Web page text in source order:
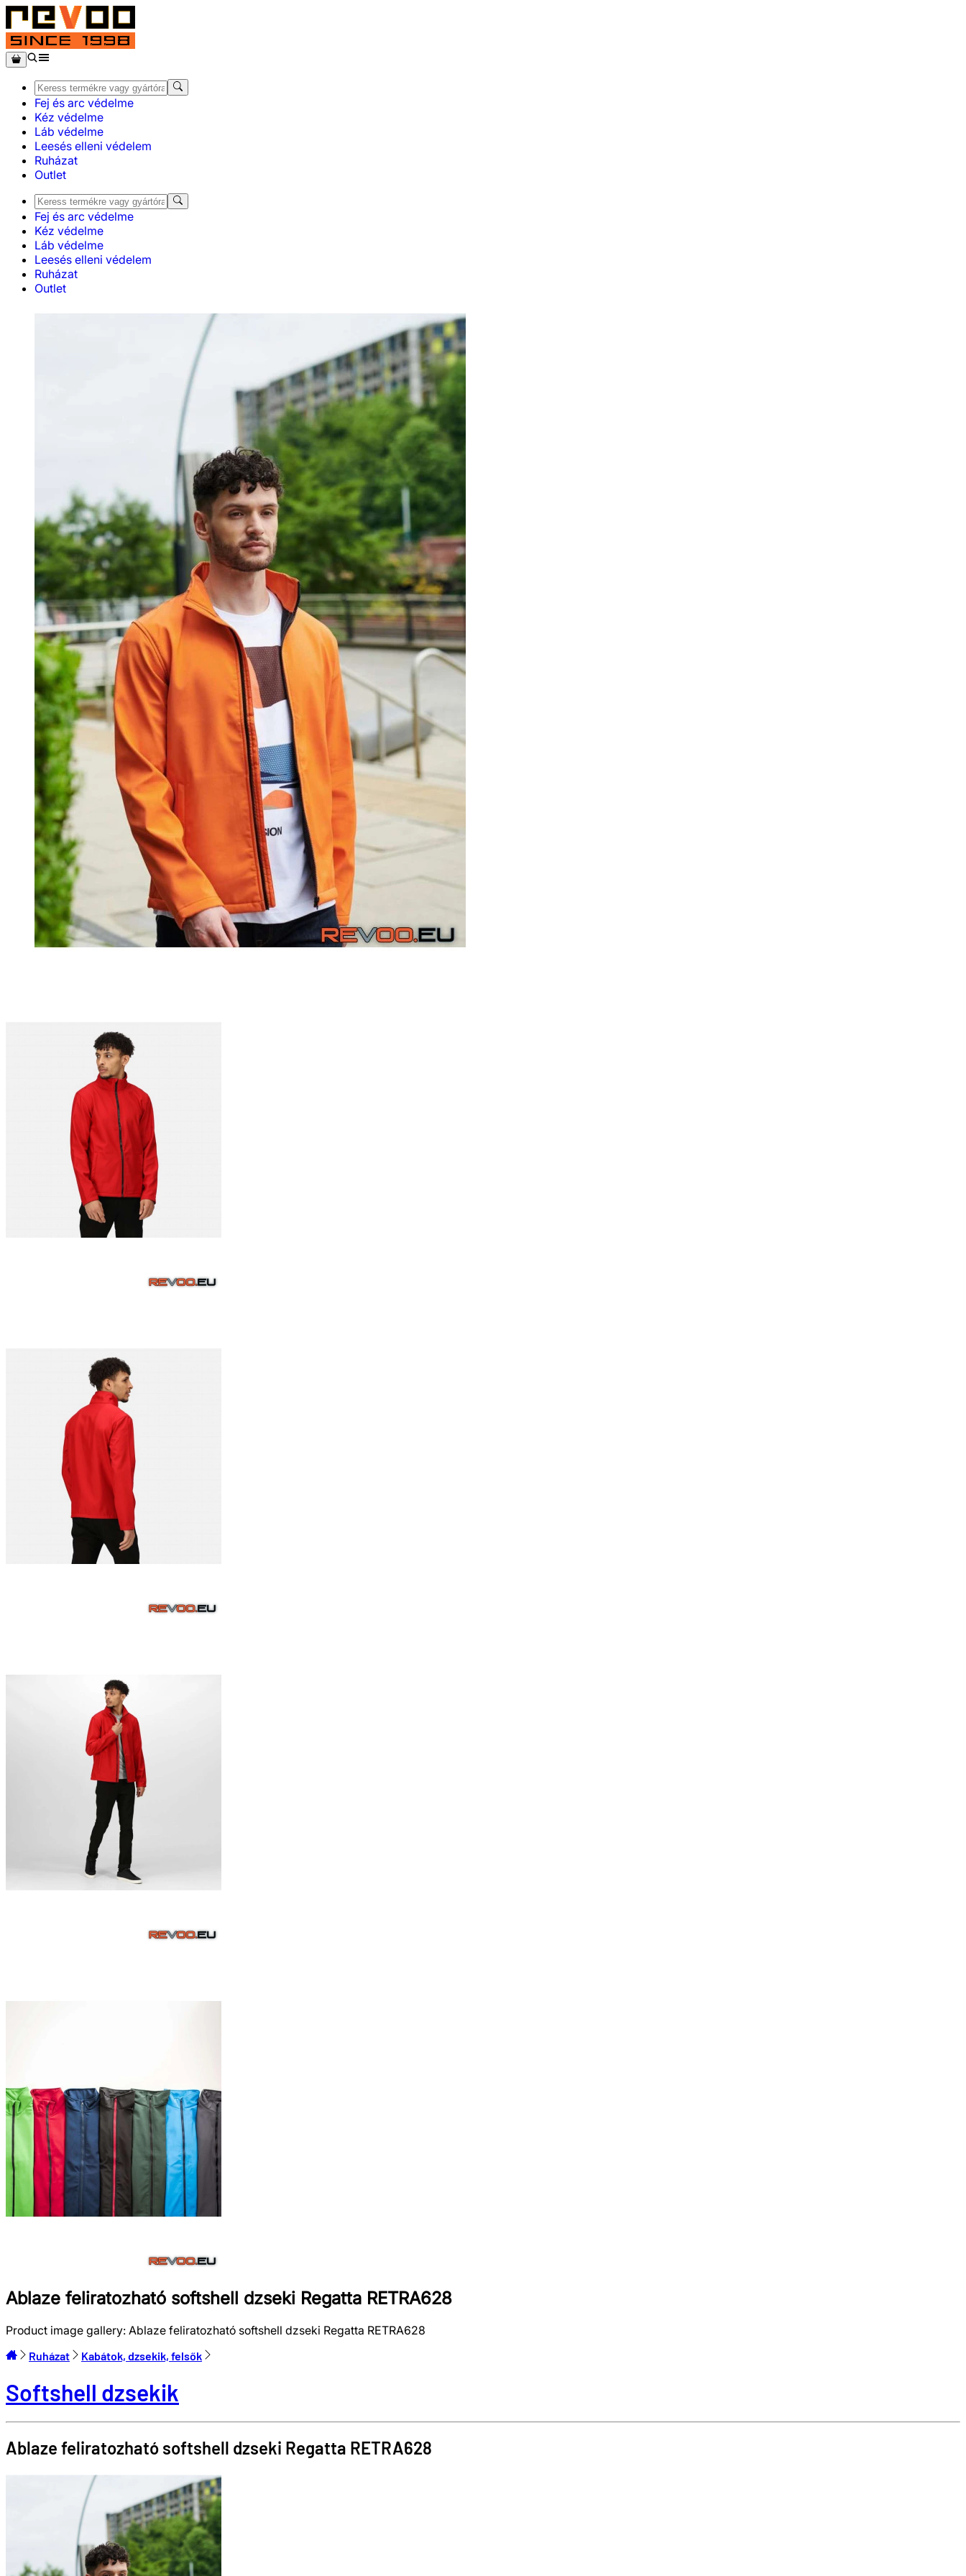
Fej és arc védelme
Kéz védelme
Láb védelme
Leesés elleni védelem
Ruházat
Outlet
Fej és arc védelme
Kéz védelme
Láb védelme
Leesés elleni védelem
Ruházat
Outlet
Ablaze feliratozható softshell dzseki Regatta RETRA628
Product image gallery: Ablaze feliratozható softshell dzseki Regatta RETRA628
Ruházat Kabátok, dzsekik, felsők
Softshell dzsekik
Ablaze feliratozható softshell dzseki Regatta RETRA628